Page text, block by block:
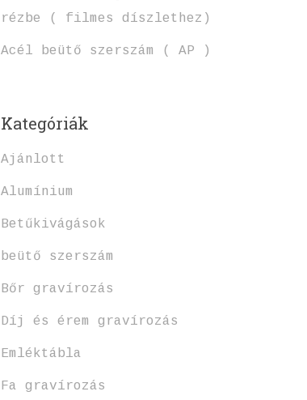
rézbe ( filmes díszlethez)
Acél beütő szerszám ( AP )
Kategóriák
Ajánlott
Alumínium
Betűkivágások
beütő szerszám
Bőr gravírozás
Díj és érem gravírozás
Emléktábla
Fa gravírozás